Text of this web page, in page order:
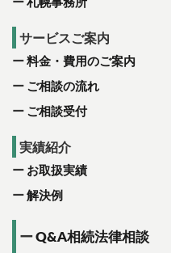
サービスご案内
料金・費用のご案内
ご相談の流れ
ご相談受付
実績紹介
お取扱実績
解決例
Q&A相続法律相談